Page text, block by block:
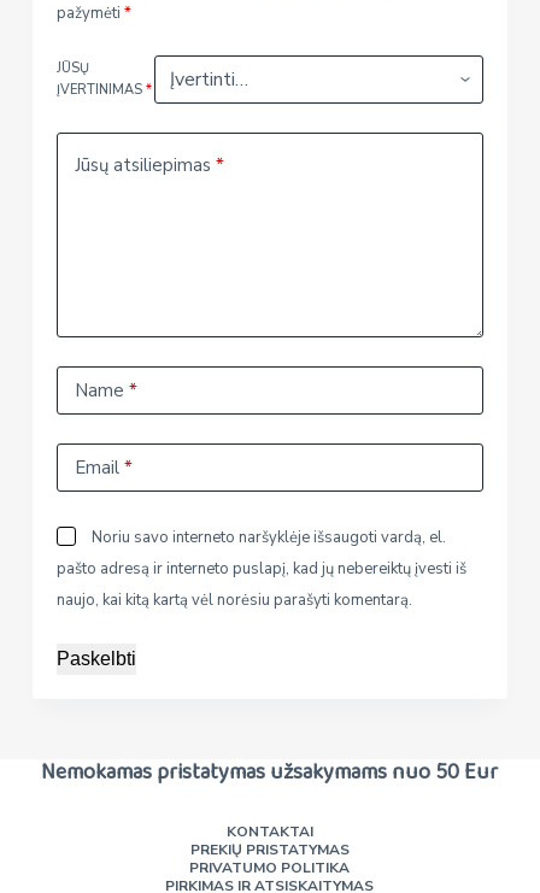
pažymėti *
JŪSŲ
ĮVERTINIMAS *
Jūsų atsiliepimas *
Name *
Email*
Noriu savo interneto naršyklėje išsaugoti vardą, el.
pašto adresą ir interneto puslapį, kad jų nebereiktų įvesti iš
naujo, kai kitą kartą vėl norėsiu parašyti komentarą.
Paskelbti
Nemokamas pristatymas užsakymams nuo 50 Eur
KONTAKTAI
PREKIŲ PRISTATYMAS
PRIVATUMO POLITIKA
PIRKIMAS IR ATSISKAITYMAS